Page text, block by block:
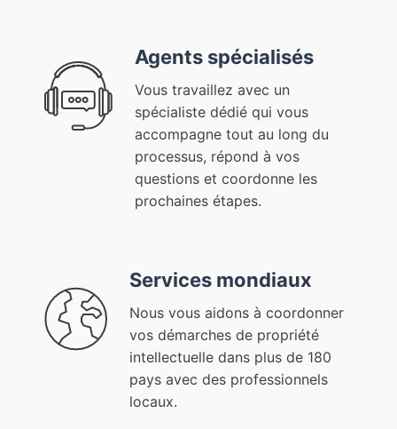
Agents spécialisés
Vous travaillez avec un
spécialiste dédié qui vous
accompagne tout au long du
processus, répond à vos
questions et coordonne les
prochaines étapes.
Services mondiaux
Nous vous aidons à coordonner
vos démarches de propriété
intellectuelle dans plus de 180
pays avec des professionnels
locaux.